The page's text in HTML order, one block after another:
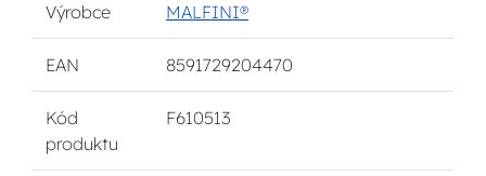
Výrobce MALFINI®
EAN 8591729204470
Kód
produktu
F610513